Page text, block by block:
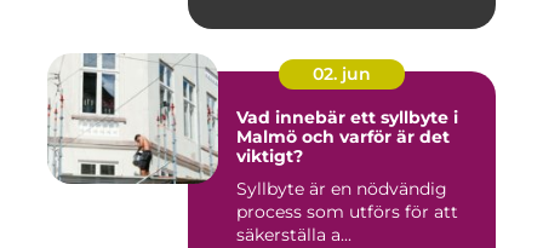
02. jun
Vad innebär ett syllbyte i
Malmö och varför är det
viktigt?
Syllbyte är en nödvändig
process som utförs för att
säkerställa a...